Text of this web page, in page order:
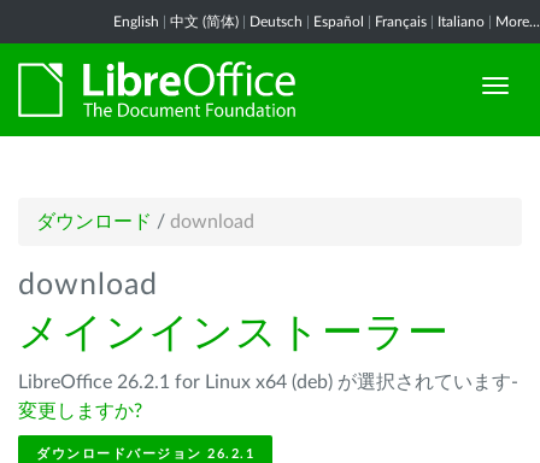
English 中文 (简体) Deutsch Español Français Italiano More...
ダウンロード / download
download
メインインストーラー
LibreOffice 26.2.1 for Linux x64 (deb) が選択されています-
変更しますか?
ダウンロードバージョン 26.2.1